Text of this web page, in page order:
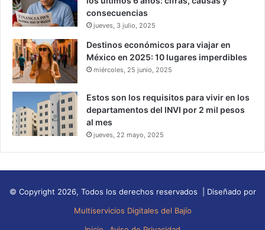
consecuencias
jueves, 3 julio, 2025
Destinos económicos para viajar en
México en 2025: 10 lugares imperdibles
miércoles, 25 junio, 2025
Estos son los requisitos para vivir en los
departamentos del INVI por 2 mil pesos
al mes
jueves, 22 mayo, 2025
© Copyright 2026, Todos los derechos reservados | Diseñado por
Multiservicios Digitales del Bajío